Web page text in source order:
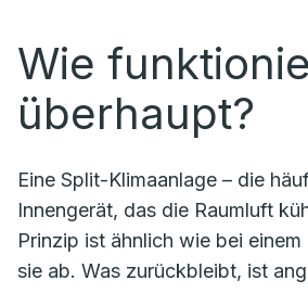
Wie
überhaupt?
Eine Split-Klimaanlage – die
Innengerät, das die Raumluft
Prinzip ist ähnlich wie bei
sie ab. Was zurückbleibt, ist